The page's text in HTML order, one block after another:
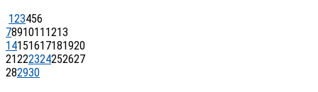
123456
7891011 1213
14151617181920
21222324252627
282930